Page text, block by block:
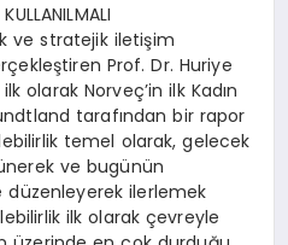
ve stratejik iletişim
Prof. Dr. Huriye
olarak Norveç’in ilk Kadın
tarafından bir rapor
temel olarak, gelecek
ve bugünün
düzenleyerek ilerlemek
ilk olarak çevreyle